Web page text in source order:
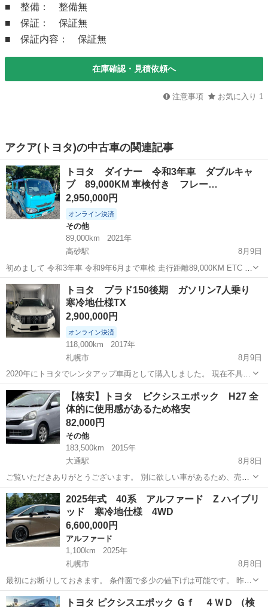
■ 整備： 整備無
■ 保証： 保証無
■ 保証内容： 保証無
在庫確認・見積依頼へ
注意事項 お気に入り 1
アクア(トヨタ)の中古車の関連記事
トヨタ ダイナー 令和3年車 ダブルキャ
ブ 89,000KM 車検付き フレー…
2,950,000円
オンライン決済
その他
89,000km
2021年
高砂駅
8月9日
初めまして 令和3年車 令和9年6月まで車検 走行距離89,000KM ETC エ
アコン ラジオ きれいなフレーム とてもきれいなトラック 何も不具合
とかはありません！ 最大積載量 1,000 kg 高...
北海道 江別市 高砂駅 その他
トヨタ プラド150後期 ガソリン7人乗り
寒冷地仕様TX
2,900,000円
オンライン決済
118,000km
2017年
札幌市
8月9日
2020年にトヨタでレンタアップ車両として購入しました。 現在不具合
ございません、整備はトヨタディーラーの言いなり整備してきまし
た。記録簿あり カーセンサーやgooで探すよりは安く出しておりま
す。 気になる点としては画像...
北海道 札幌市 トヨタ
【格安】トヨタ ピクシスエポック H27 全
体的に使用感があるため格安
82,000円
その他
183,500km
2015年
大通駅
8月8日
ご覧いただきありがとうございます。 別に欲しい車があるため、売り
ます。 トヨタ ピクシスエポック（ダイハツ ミライースのOEM） 平
成27年式 来年3月まで 車税込 4WD 格安の理由は、過走行に加えキ
ーレスが使え...
北海道 札幌市 大通駅 その他
2025年式 40系 アルファード Z ハイブリ
ッド 寒冷地仕様 4WD
6,600,000円
アルファード
1,100km
2025年
札幌市
8月8日
最初にお断りしておきます。 条件面で多少の値下げは可能です。 昨
今、モラルに欠けている方からの問い合わせが多いです。 現車確認も
せずに値下げ交渉を持ちかける方は即ブロックします。 イタズラ、ひ
北海道 札幌市 アルファード ハイブリッド
トヨタ ピクシスエポック Ｇｆ ４ＷＤ （検